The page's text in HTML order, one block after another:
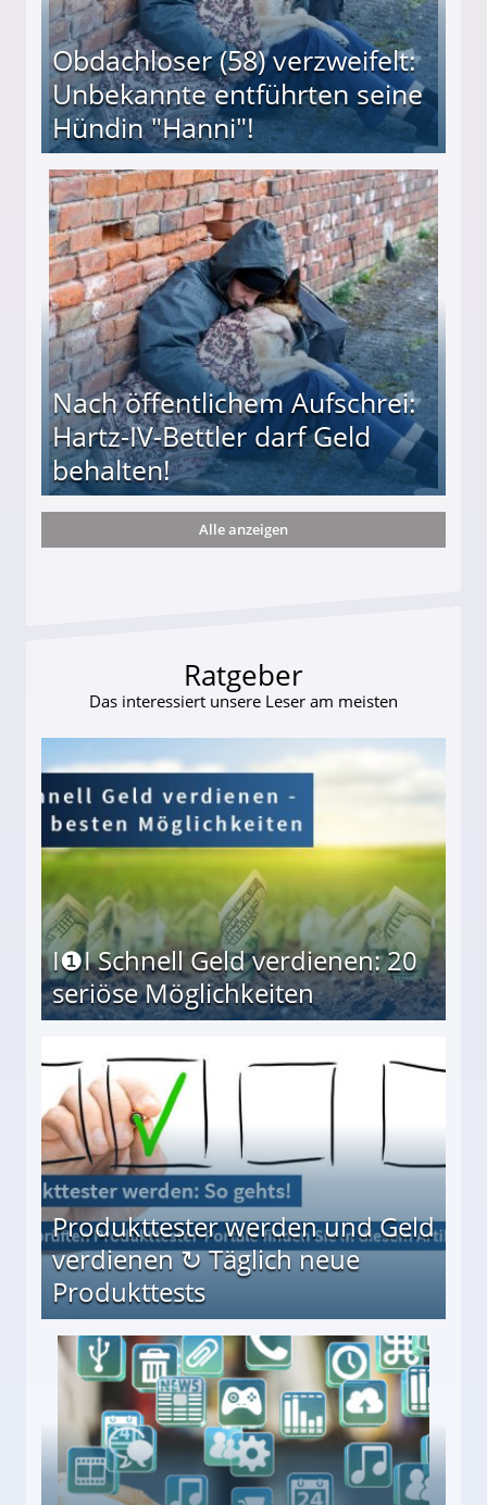
Obdachloser (58) verzweifelt:
Unbekannte entführten seine
Hündin "Hanni"!
entführten seine Hündin "Hanni"!
Nach öffentlichem Aufschrei:
Hartz-IV-Bettler darf Geld
behalten!
darf Geld behalten!
Alle anzeigen
Ratgeber
Das interessiert unsere Leser am meisten
I❶I Schnell Geld verdienen: 20
seriöse Möglichkeiten
Produkttester werden und Geld
verdienen ↻ Täglich neue
Produkttests
↻ Täglich neue Produkttests